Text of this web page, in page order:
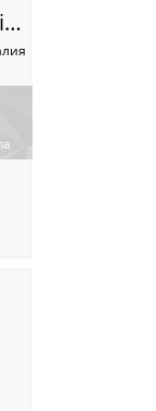
006A Мозаика Equilibrio